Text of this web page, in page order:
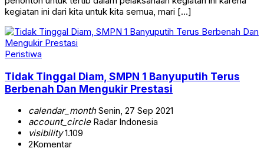
kegiatan ini dari kita untuk kita semua, mari […]
Peristiwa
Tidak Tinggal Diam, SMPN 1 Banyuputih Terus
Berbenah Dan Mengukir Prestasi
calendar_monthSenin, 27 Sep 2021
account_circleRadar Indonesia
visibility1.109
2Komentar